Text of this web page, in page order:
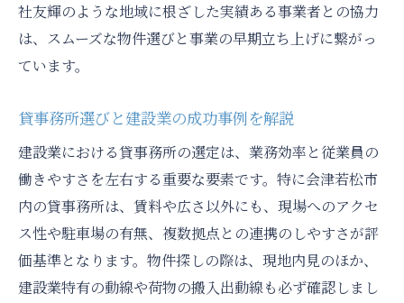
建設業で選ぶ店舗付き住宅の可能性拡大
居抜き物件で建設業が得られる利便性とは
建設業が実感する選び方のポイントと成功例
建設業が実践した事業用物件選定の工夫
貸事務所活用の成功体験と建設業の秘訣
事務所可マンション選びで得た建設業の成
果
居抜き店舗で建設業が拡大した理由
建設業が挑戦した空き工場活用実例集
社友輝のような地域に根ざした実績ある事業者との協力
は、スムーズな物件選びと事業の早期立ち上げに繋がっ
ています。
貸事務所選びと建設業の成功事例を解説
建設業における貸事務所の選定は、業務効率と従業員の
働きやすさを左右する重要な要素です。特に会津若松市
内の貸事務所は、賃料や広さ以外にも、現場へのアクセ
ス性や駐車場の有無、複数拠点との連携のしやすさが評
価基準となります。物件探しの際は、現地内見のほか、
建設業特有の動線や荷物の搬入出動線も必ず確認しまし